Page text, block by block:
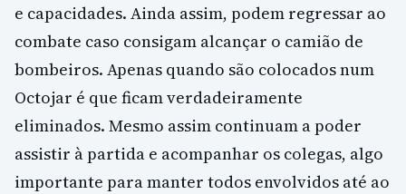
e capacidades. Ainda assim, podem regressar ao
combate caso consigam alcançar o camião de
bombeiros. Apenas quando são colocados num
Octojar é que ficam verdadeiramente
eliminados. Mesmo assim continuam a poder
assistir à partida e acompanhar os colegas, algo
importante para manter todos envolvidos até ao